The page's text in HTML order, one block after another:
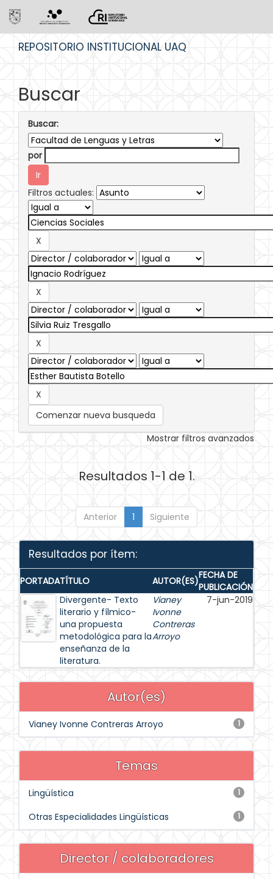
REPOSITORIO INSTITUCIONAL UAQ
Buscar
Buscar:
por
Filtros actuales:
Comenzar nueva busqueda
Mostrar filtros avanzados
Resultados 1-1 de 1.
Anterior 1 Siguiente
Resultados por ítem:
PORTADATÍTULO AUTOR(ES)FECHA DE
PUBLICACIÓN
Divergente- Texto
literario y fílmico-
una propuesta
metodológica para la
enseñanza de la
literatura.
Vianey
Ivonne
Contreras
Arroyo
7-jun-2019
Autor(es)
1
Vianey Ivonne Contreras Arroyo
Temas
1
Lingüística
1
Otras Especialidades Lingüísticas
Director / colaboradores